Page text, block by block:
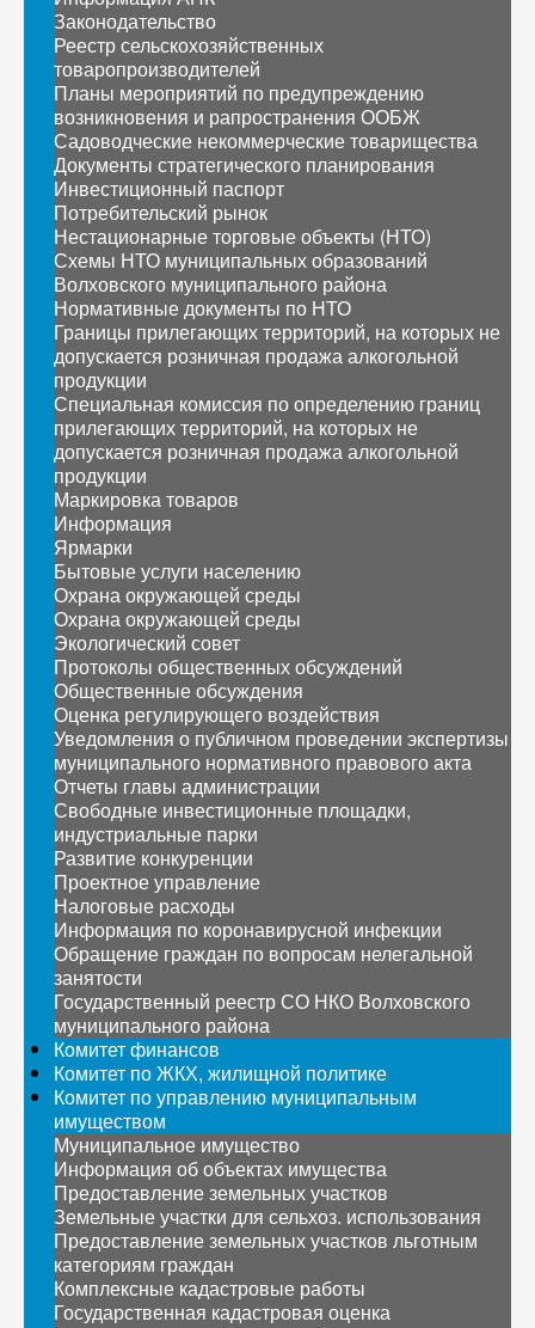
Законодательство
Реестр сельскохозяйственных
товаропроизводителей
Планы мероприятий по предупреждению
возникновения и рапространения ООБЖ
Садоводческие некоммерческие товарищества
Документы стратегического планирования
Инвестиционный паспорт
Потребительский рынок
Нестационарные торговые объекты (НТО)
Схемы НТО муниципальных образований
Волховского муниципального района
Нормативные документы по НТО
Границы прилегающих территорий, на которых не
допускается розничная продажа алкогольной
продукции
Специальная комиссия по определению границ
прилегающих территорий, на которых не
допускается розничная продажа алкогольной
продукции
Маркировка товаров
Информация
Ярмарки
Бытовые услуги населению
Охрана окружающей среды
Охрана окружающей среды
Экологический совет
Протоколы общественных обсуждений
Общественные обсуждения
Оценка регулирующего воздействия
Уведомления о публичном проведении экспертизы
муниципального нормативного правового акта
Отчеты главы администрации
Свободные инвестиционные площадки,
индустриальные парки
Развитие конкуренции
Проектное управление
Налоговые расходы
Информация по коронавирусной инфекции
Обращение граждан по вопросам нелегальной
занятости
Государственный реестр СО НКО Волховского
муниципального района
Комитет финансов
Комитет по ЖКХ, жилищной политике
Комитет по управлению муниципальным
имуществом
Муниципальное имущество
Информация об объектах имущества
Предоставление земельных участков
Земельные участки для сельхоз. использования
Предоставление земельных участков льготным
категориям граждан
Комплексные кадастровые работы
Государственная кадастровая оценка